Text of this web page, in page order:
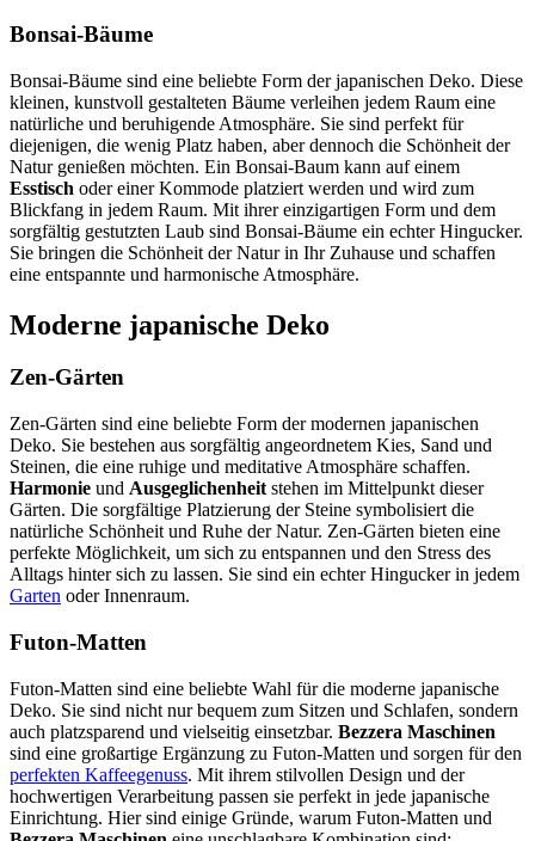
Bonsai-Bäume
Bonsai-Bäume sind eine beliebte Form der japanischen Deko. Diese
kleinen, kunstvoll gestalteten Bäume verleihen jedem Raum eine
natürliche und beruhigende Atmosphäre. Sie sind perfekt für
diejenigen, die wenig Platz haben, aber dennoch die Schönheit der
Natur genießen möchten. Ein Bonsai-Baum kann auf einem
Esstisch oder einer Kommode platziert werden und wird zum
Blickfang in jedem Raum. Mit ihrer einzigartigen Form und dem
sorgfältig gestutzten Laub sind Bonsai-Bäume ein echter Hingucker.
Sie bringen die Schönheit der Natur in Ihr Zuhause und schaffen
eine entspannte und harmonische Atmosphäre.
Moderne japanische Deko
Zen-Gärten
Zen-Gärten sind eine beliebte Form der modernen japanischen
Deko. Sie bestehen aus sorgfältig angeordnetem Kies, Sand und
Steinen, die eine ruhige und meditative Atmosphäre schaffen.
Harmonie und Ausgeglichenheit stehen im Mittelpunkt dieser
Gärten. Die sorgfältige Platzierung der Steine symbolisiert die
natürliche Schönheit und Ruhe der Natur. Zen-Gärten bieten eine
perfekte Möglichkeit, um sich zu entspannen und den Stress des
Alltags hinter sich zu lassen. Sie sind ein echter Hingucker in jedem
Garten oder Innenraum.
Futon-Matten
Futon-Matten sind eine beliebte Wahl für die moderne japanische
Deko. Sie sind nicht nur bequem zum Sitzen und Schlafen, sondern
auch platzsparend und vielseitig einsetzbar. Bezzera Maschinen
sind eine großartige Ergänzung zu Futon-Matten und sorgen für den
perfekten Kaffeegenuss. Mit ihrem stilvollen Design und der
hochwertigen Verarbeitung passen sie perfekt in jede japanische
Einrichtung. Hier sind einige Gründe, warum Futon-Matten und